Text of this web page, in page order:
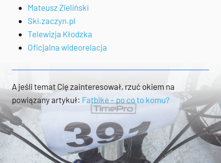
Mateusz Zieliński
Ski.zaczyn.pl
Telewizja Kłodzka
Oficjalna wideorelacja
A jeśli temat Cię zainteresował, rzuć okiem na
powiązany artykuł: Fatbike – po co to komu?